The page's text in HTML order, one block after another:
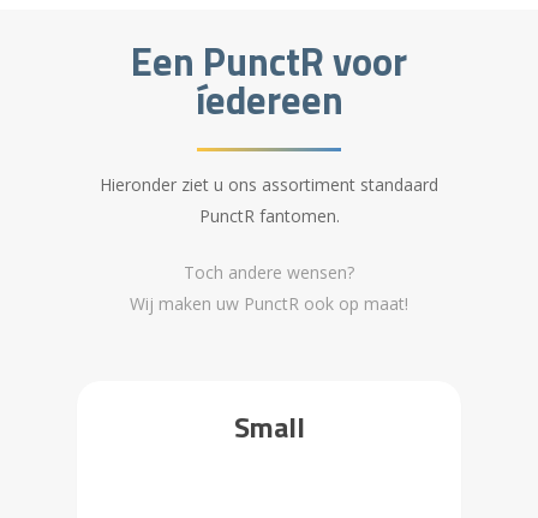
Een PunctR voor
íedereen
Hieronder ziet u ons assortiment standaard
PunctR fantomen.
Toch andere wensen?
Wij maken uw PunctR ook op maat!
Small